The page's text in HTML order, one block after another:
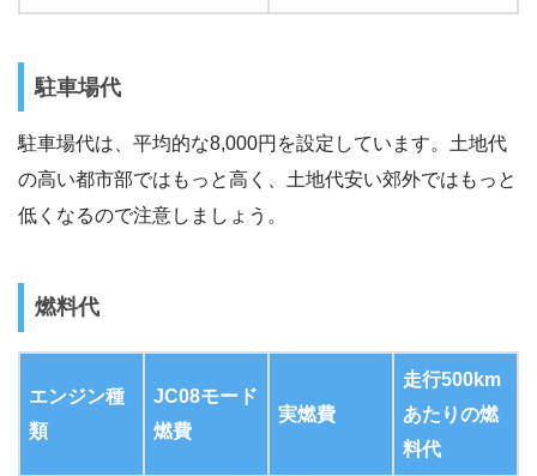
駐車場代
駐車場代は、平均的な8,000円を設定しています。土地代
の高い都市部ではもっと高く、土地代安い郊外ではもっと
低くなるので注意しましょう。
燃料代
エンジン種
類
JC08モード
燃費
実燃費
走行500km
あたりの燃
料代